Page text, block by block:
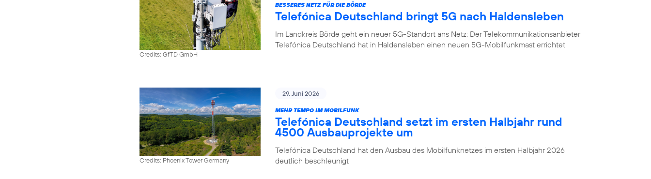
Credits: GfTD GmbH
BESSERES NETZ FÜR DIE BÖRDE
Telefónica Deutschland bringt 5G nach Haldensleben
Im Landkreis Börde geht ein neuer 5G-Standort ans Netz: Der Telekommunikationsanbieter
Telefónica Deutschland hat in Haldensleben einen neuen 5G-Mobilfunkmast errichtet
Credits: Phoenix Tower Germany
29. Juni 2026
MEHR TEMPO IM MOBILFUNK
Telefónica Deutschland setzt im ersten Halbjahr rund
4500 Ausbauprojekte um
Telefónica Deutschland hat den Ausbau des Mobilfunknetzes im ersten Halbjahr 2026
deutlich beschleunigt